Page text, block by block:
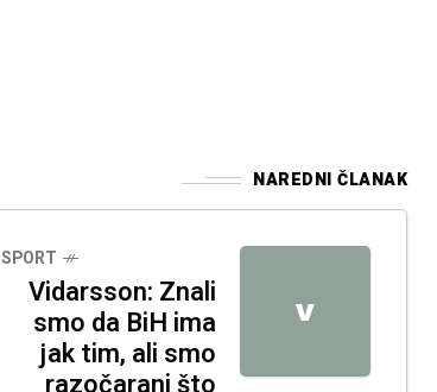
NAREDNI ČLANAK
V
SPORT
Vidarsson: Znali
smo da BiH ima
jak tim, ali smo